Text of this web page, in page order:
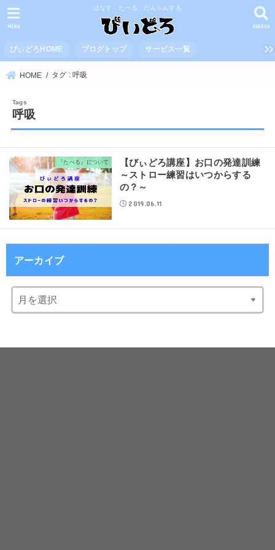
はなす たべる だんらんする
SEARCH
MENU
びぃどろHOME ブログトップ サービス一覧
HOME タグ : 呼吸
呼吸
『たべる』について
【びぃどろ講座】お口の発達訓練
～ストロー練習はいつからする
の？～
2019.06.11
アーカイブ